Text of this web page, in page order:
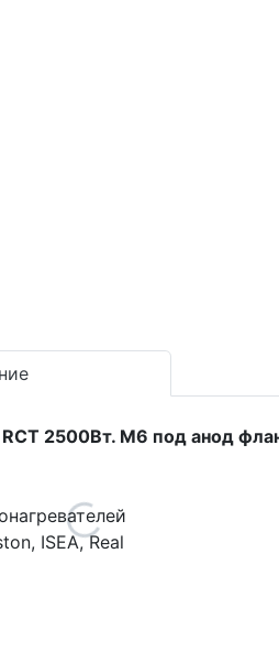
RCT 2500Вт. M6 под анод
ISEA, Real